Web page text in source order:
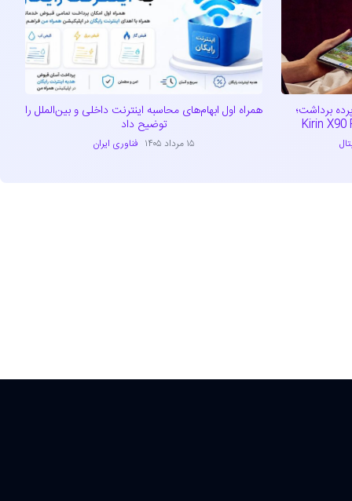
هواوی از MateBook Fold 2026 پرده برداشت؛ همراه اول ابهام‌های محاسبه اینترنت داخلی و بین‌الملل را
توضیح داد
۱۵ مرداد ۱۴۰۵ فناوری ایران